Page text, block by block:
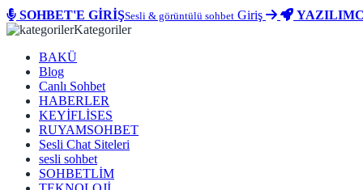
SOHBET'E GİRİŞSesli & görüntülü sohbet Giriş
Kategoriler
BAKÜ
Blog
Canlı Sohbet
HABERLER
KEYİFLİSES
RUYAMSOHBET
Sesli Chat Siteleri
sesli sohbet
SOHBETLİM